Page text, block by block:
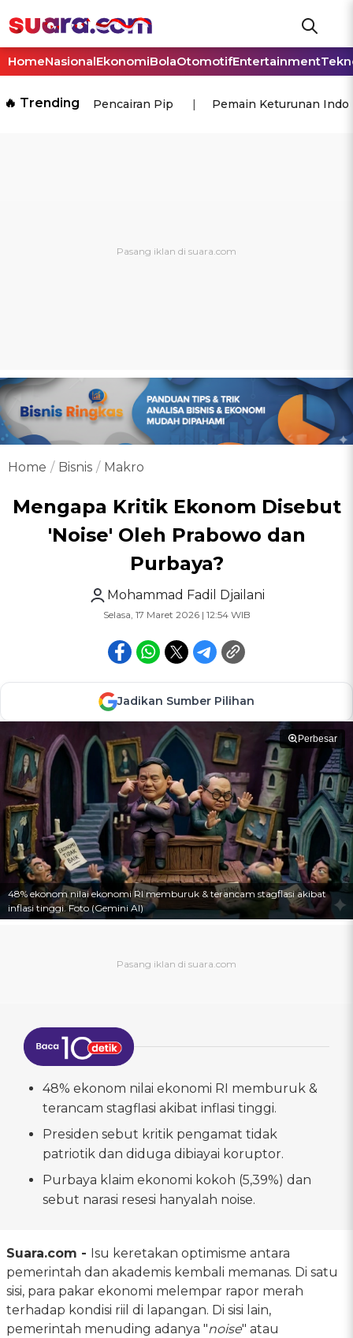
HomeNasionalEkonomiBolaOtomotifEntertainment
🔥 Trending Pencairan Pip Pemain Keturunan
Home Bisnis Makro
Mengapa Kritik Ekonom Disebut
'Noise' Oleh Prabowo dan
Purbaya?
Mohammad Fadil Djailani
Selasa, 17 Maret 2026 | 12:54 WIB
Jadikan Sumber Pilihan
Perbesar
48% ekonom nilai ekonomi RI memburuk & terancam stagflasi akibat
inflasi tinggi. Foto (Gemini AI)
48% ekonom nilai ekonomi RI memburuk &
terancam stagflasi akibat inflasi tinggi.
Presiden sebut kritik pengamat tidak
patriotik dan diduga dibiayai koruptor.
Purbaya klaim ekonomi kokoh (5,39%) dan
sebut narasi resesi hanyalah noise.
Suara.com - Isu keretakan optimisme antara
pemerintah dan akademis kembali memanas. Di satu
sisi, para pakar ekonomi melempar rapor merah
terhadap kondisi riil di lapangan. Di sisi lain,
pemerintah menuding adanya "noise" atau